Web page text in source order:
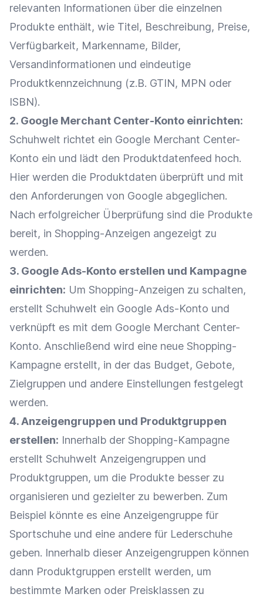
relevanten Informationen über die einzelnen
Produkte enthält, wie Titel, Beschreibung, Preise,
Verfügbarkeit, Markenname, Bilder,
Versandinformationen und eindeutige
Produktkennzeichnung (z.B. GTIN, MPN oder
ISBN).
2. Google Merchant Center-Konto einrichten:
Schuhwelt richtet ein Google Merchant Center-
Konto ein und lädt den Produktdatenfeed hoch.
Hier werden die Produktdaten überprüft und mit
den Anforderungen von Google abgeglichen.
Nach erfolgreicher Überprüfung sind die Produkte
bereit, in Shopping-Anzeigen angezeigt zu
werden.
3. GoogleAds-Konto erstellen und Kampagne
einrichten: Um Shopping-Anzeigen zu schalten,
erstellt Schuhwelt ein Google Ads-Konto und
verknüpft es mit dem Google Merchant Center-
Konto. Anschließend wird eine neue Shopping-
Kampagne erstellt, in der das Budget, Gebote,
Zielgruppen und andere Einstellungen festgelegt
werden.
4.Anzeigengruppen und Produktgruppen
erstellen: Innerhalb der Shopping-Kampagne
erstellt Schuhwelt Anzeigengruppen und
Produktgruppen, um die Produkte besser zu
organisieren und gezielter zu bewerben. Zum
Beispiel könnte es eine Anzeigengruppe für
Sportschuhe und eine andere für Lederschuhe
geben. Innerhalb dieser Anzeigengruppen können
dann Produktgruppen erstellt werden, um
bestimmte Marken oder Preisklassen zu